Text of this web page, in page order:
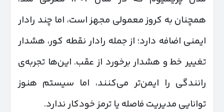
همچنان به کروز معمولی مجهز است، اما چند رادار
ایمنی اضافه دارد؛ از جمله رادار نقطه کور، هشدار
تغییر خط و هشدار برخورد از عقب. این‌ها تجربه‌ی
رانندگی را ایمن‌تر می‌کنند، اما سیستم هنوز
توانایی مدیریت فاصله یا ترمز خودکار ندارد.